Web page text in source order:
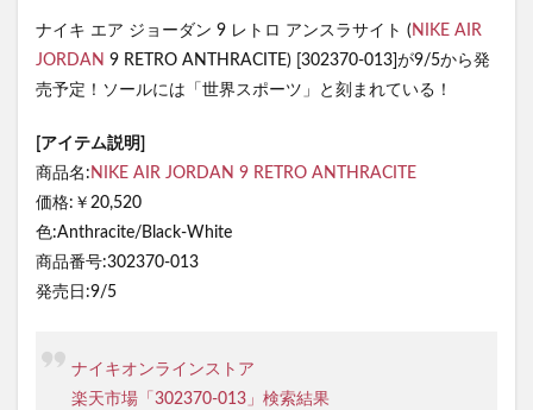
ナイキ エア ジョーダン 9 レトロ アンスラサイト ( NIKE AIR
JORDAN 9 RETRO ANTHRACITE) [302370-013]が9/5から発
売予定！ソールには「世界スポーツ」と刻まれている！
[アイテム説明]
商品名: NIKE AIR JORDAN 9 RETRO ANTHRACITE
価格:￥20,520
色:Anthracite/Black-White
商品番号:302370-013
発売日:9/5
ナイキオンラインストア
楽天市場「302370-013」検索結果